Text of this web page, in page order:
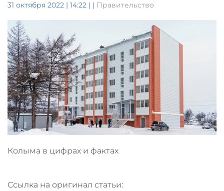
31 октября 2022 | 14:22 | | Правительство
Колыма в цифрах и фактах
Ссылка на оригинал статьи: